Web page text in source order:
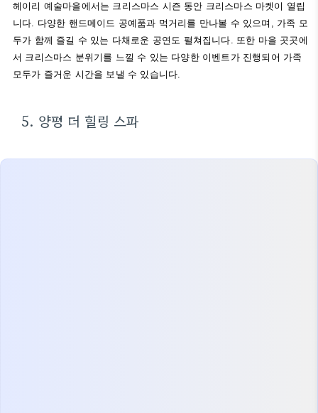
헤이리 예술마을에서는 크리스마스 시즌 동안 크리스마스 마켓이 열립
니다. 다양한 핸드메이드 공예품과 먹거리를 만나볼 수 있으며, 가족 모
두가 함께 즐길 수 있는 다채로운 공연도 펼쳐집니다. 또한 마을 곳곳에
서 크리스마스 분위기를 느낄 수 있는 다양한 이벤트가 진행되어 가족
모두가 즐거운 시간을 보낼 수 있습니다.
5. 양평 더 힐링 스파